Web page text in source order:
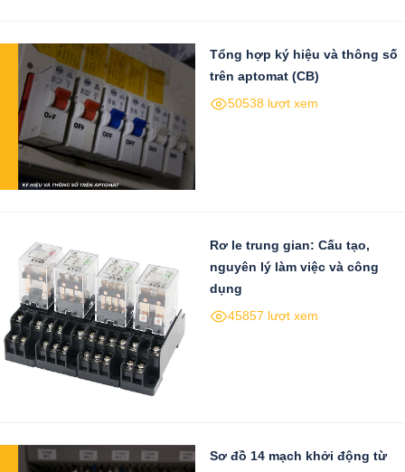
Tổng hợp ký hiệu và thông số
trên aptomat (CB)
50538 lượt xem
Rơ le trung gian: Cấu tạo,
nguyên lý làm việc và công
dụng
45857 lượt xem
Sơ đồ 14 mạch khởi động từ